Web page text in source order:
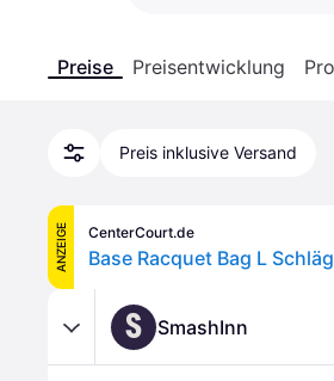
Preise Preisentwicklung
Preis inklusive Versand
ANZEIGE CenterCourt.de
Base Racquet Bag L
S SmashInn